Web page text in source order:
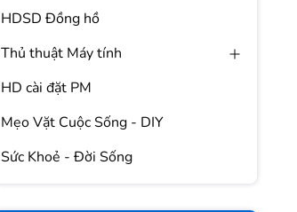
HDSD Đồng hồ
Thủ thuật Máy tính
HD cài đặt PM
Mẹo Vặt Cuộc Sống - DIY
Sức Khoẻ - Đời Sống